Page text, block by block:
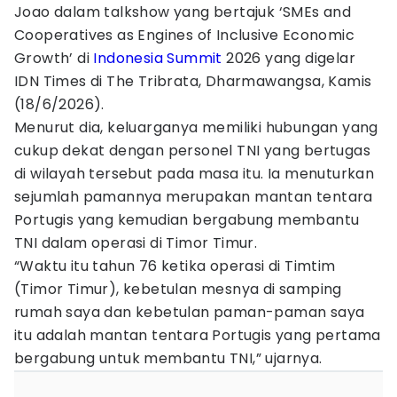
Joao dalam talkshow yang bertajuk ‘SMEs and
Cooperatives as Engines of Inclusive Economic
Growth’ di Indonesia Summit 2026 yang digelar
IDN Times di The Tribrata, Dharmawangsa, Kamis
(18/6/2026).
Menurut dia, keluarganya memiliki hubungan yang
cukup dekat dengan personel TNI yang bertugas
di wilayah tersebut pada masa itu. Ia menuturkan
sejumlah pamannya merupakan mantan tentara
Portugis yang kemudian bergabung membantu
TNI dalam operasi di Timor Timur.
“Waktu itu tahun 76 ketika operasi di Timtim
(Timor Timur), kebetulan mesnya di samping
rumah saya dan kebetulan paman-paman saya
itu adalah mantan tentara Portugis yang pertama
bergabung untuk membantu TNI,” ujarnya.